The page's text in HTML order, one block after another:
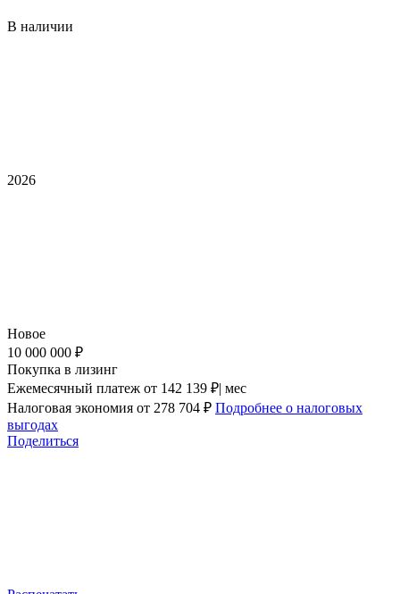
В наличии
2026
Новое
10 000 000 ₽
Покупка в лизинг
Ежемесячный платеж от 142 139 ₽| мес
Налоговая экономия от 278 704 ₽ Подробнее о налоговых
выгодах
Поделиться